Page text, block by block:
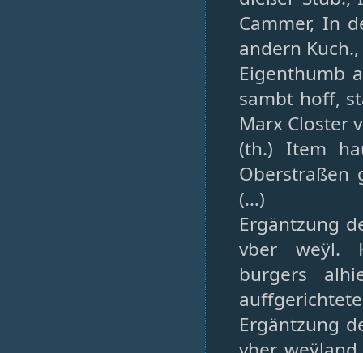
Cammer, In
andern
Eigenthumb
sambt hoff,
Marx Closter
(th.) Item
Oberstraßen
(…)
Ergäntzung
vber weÿl.
burgers
Ergäntzung